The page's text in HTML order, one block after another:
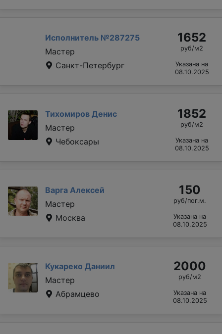
Исполнитель №287275
Мастер
Санкт-Петербург
1652
руб/м2
Указана на
08.10.2025
Тихомиров Денис
Мастер
Чебоксары
1852
руб/м2
Указана на
08.10.2025
Варга Алексей
Мастер
Москва
150
руб/пог.м.
Указана на
08.10.2025
Кукареко Даниил
Мастер
Абрамцево
2000
руб/м2
Указана на
08.10.2025